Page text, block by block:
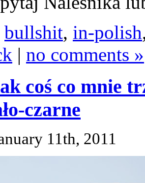
bullshit, in-polish
| no comments »
coś co mnie
czarne
11th, 2011